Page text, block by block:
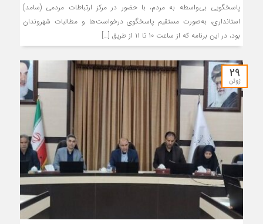
پاسخگویی بی‌واسطه به مردم، با حضور در مرکز ارتباطات مردمی (سامد)
استانداری، به‌صورت مستقیم پاسخگوی درخواست‌ها و مطالبات شهروندان
بود، در این برنامه که از ساعت ۱۰ تا ۱۱ از طریق […]
29
ژوئن